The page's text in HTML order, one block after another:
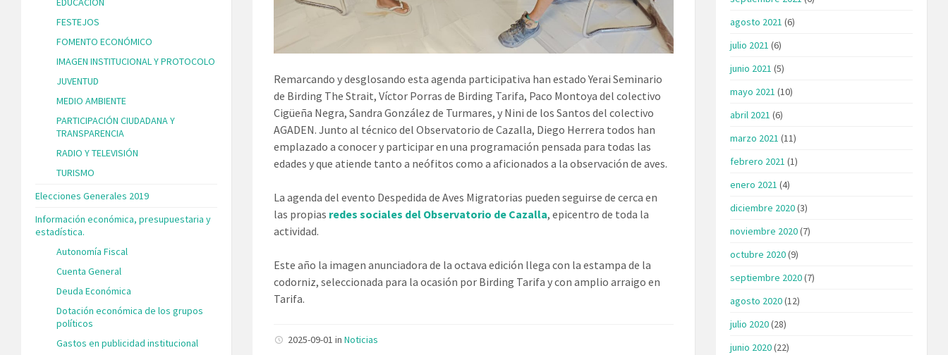
Remarcando y desglosando esta agenda participativa han estado Yerai Seminario
de Birding The Strait, Víctor Porras de Birding Tarifa, Paco Montoya del colectivo
Cigüeña Negra, Sandra González de Turmares, y Nini de los Santos del colectivo
AGADEN. Junto al técnico del Observatorio de Cazalla, Diego Herrera todos han
emplazado a conocer y participar en una programación pensada para todas las
edades y que atiende tanto a neófitos como a aficionados a la observación de aves.
La agenda del evento Despedida de Aves Migratorias pueden seguirse de cerca en
las propias redes sociales del Observatorio de Cazalla, epicentro de toda la
actividad.
Este año la imagen anunciadora de la octava edición llega con la estampa de la
codorniz, seleccionada para la ocasión por Birding Tarifa y con amplio arraigo en
Tarifa.
2025-09-01inNoticias
FESTEJOS
FOMENTO ECONÓMICO
IMAGEN INSTITUCIONAL Y PROTOCOLO
JUVENTUD
MEDIO AMBIENTE
PARTICIPACIÓN CIUDADANA Y
TRANSPARENCIA
RADIO Y TELEVISIÓN
TURISMO
Elecciones Generales 2019
Información económica, presupuestaria y
estadística.
Autonomía Fiscal
Cuenta General
Deuda Económica
Dotación económica de los grupos
políticos
Gastos en publicidad institucional
agosto 2021 (6)
julio 2021 (6)
junio 2021 (5)
mayo 2021 (10)
abril 2021 (6)
marzo 2021 (11)
febrero 2021 (1)
enero 2021 (4)
diciembre 2020(3)
noviembre 2020(7)
octubre 2020(9)
septiembre 2020(7)
agosto 2020(12)
julio 2020(28)
junio 2020(22)